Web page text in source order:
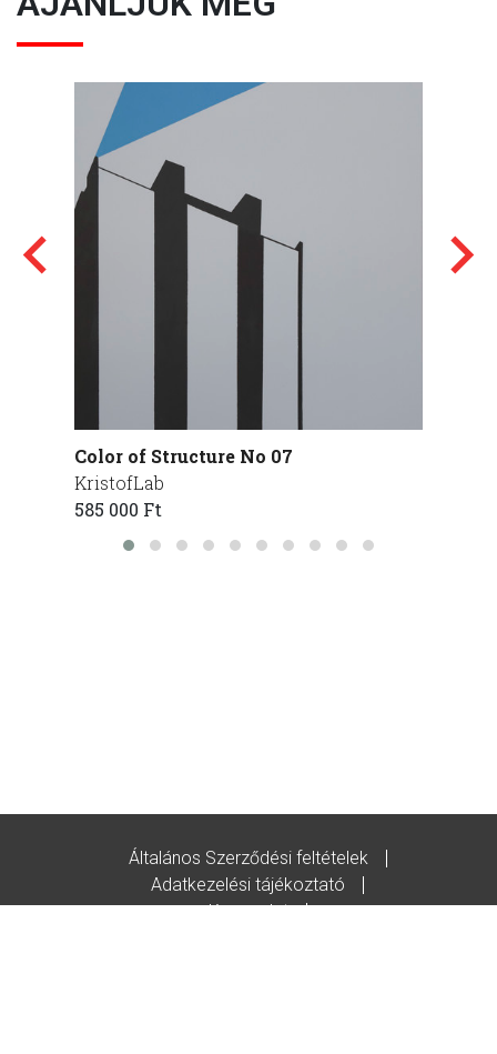
Color of Structure No 07
KristofLab
585 000 Ft
Általános Szerződési feltételek
Adatkezelési tájékoztató
Kapcsolat